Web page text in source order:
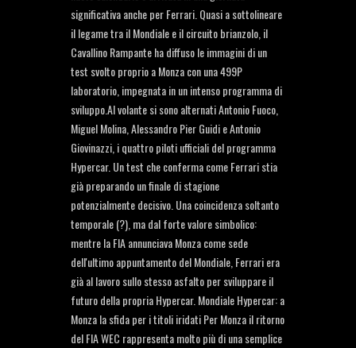
significativa anche per Ferrari. Quasi a sottolineare
il legame tra il Mondiale e il circuito brianzolo, il
Cavallino Rampante ha diffuso le immagini di un
test svolto proprio a Monza con una 499P
laboratorio, impegnata in un intenso programma di
sviluppo.Al volante si sono alternati Antonio Fuoco,
Miguel Molina, Alessandro Pier Guidi e Antonio
Giovinazzi, i quattro piloti ufficiali del programma
Hypercar. Un test che conferma come Ferrari stia
già preparando un finale di stagione
potenzialmente decisivo. Una coincidenza soltanto
temporale (?), ma dal forte valore simbolico:
mentre la FIA annunciava Monza come sede
dell'ultimo appuntamento del Mondiale, Ferrari era
già al lavoro sullo stesso asfalto per sviluppare il
futuro della propria Hypercar. Mondiale Hypercar: a
Monza la sfida per i titoli iridati Per Monza il ritorno
del FIA WEC rappresenta molto più di una semplice